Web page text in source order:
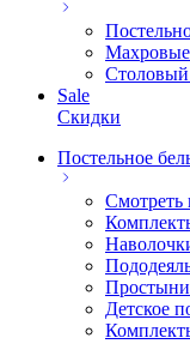
Махровые
Столовый
Sale
Скидки
Постельное
Смотреть
Простыни
Детское